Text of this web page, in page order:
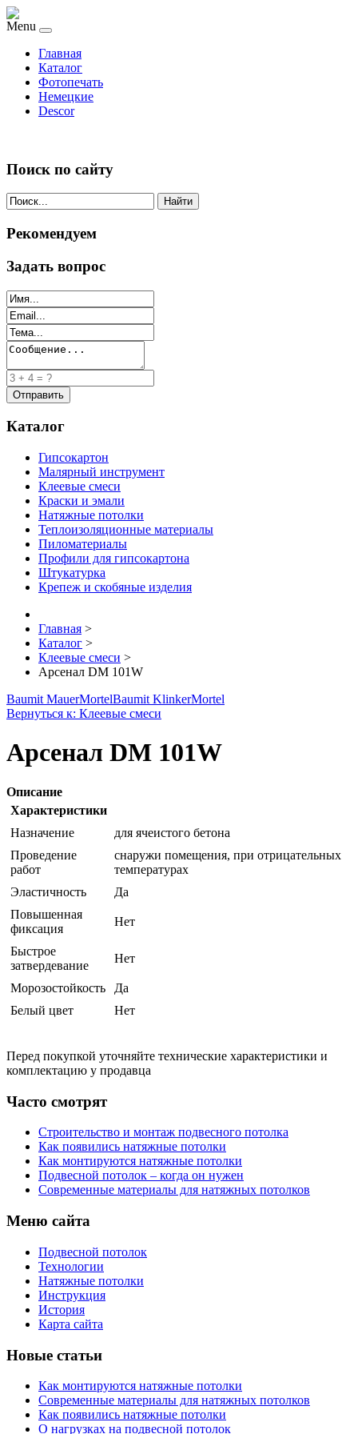
Menu
Главная
Каталог
Фотопечать
Немецкие
Descor
Поиск по сайту
Найти
Рекомендуем
Задать вопрос
Каталог
Гипсокартон
Малярный инструмент
Клеевые смеси
Краски и эмали
Натяжные потолки
Теплоизоляционные материалы
Пиломатериалы
Профили для гипсокартона
Штукатурка
Крепеж и скобяные изделия
Главная >
Каталог >
Клеевые смеси >
Арсенал DM 101W
Baumit MauerMortelBaumit KlinkerMortel
Вернуться к: Клеевые смеси
Арсенал DM 101W
Описание
Характеристики
Назначение
для ячеистого бетона
Проведение
работ
снаружи помещения, при отрицательных
температурах
Эластичность
Да
Повышенная
фиксация
Нет
Быстрое
затвердевание
Нет
Морозостойкость
Да
Белый цвет
Нет
Перед покупкой уточняйте технические характеристики и
комплектацию у продавца
Часто смотрят
Строительство и монтаж подвесного потолка
Как появились натяжные потолки
Как монтируются натяжные потолки
Подвесной потолок – когда он нужен
Современные материалы для натяжных потолков
Меню сайта
Подвесной потолок
Технологии
Натяжные потолки
Инструкция
История
Карта сайта
Новые статьи
Как монтируются натяжные потолки
Современные материалы для натяжных потолков
Как появились натяжные потолки
О нагрузках на подвесной потолок